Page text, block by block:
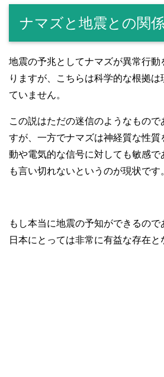
ナマズと地震との関係
地震の予兆としてナマズが異常行動
りますが、こちらは科学的な根拠
ていません。
この説はただの迷信のようなもので
すが、一方でナマズは神経質な性質
動や電気的な信号に対しても敏感で
も言い切れないというのが現状です
もし本当に地震の予知ができるの
日本にとっては非常に有益な存在と